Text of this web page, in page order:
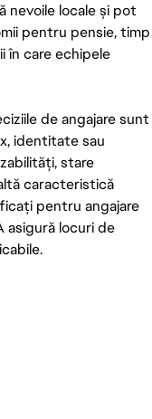
nevoile locale și pot
pentru pensie, timp
în care echipele
de angajare sunt
identitate sau
stare
caracteristică
pentru angajare
asigură locuri de